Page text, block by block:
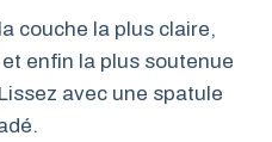
couche la plus claire,
enfin la plus soutenue
avec une spatule